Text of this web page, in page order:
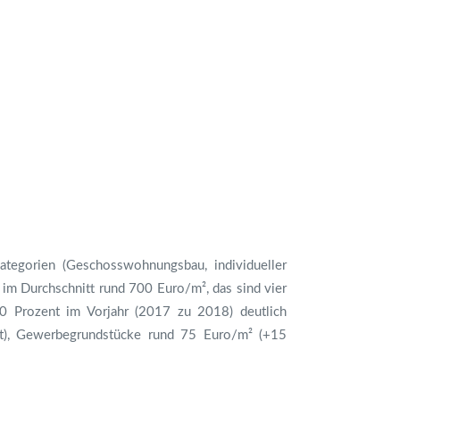
(Geschosswohnungsbau, individueller
Durchschnitt rund 700 Euro/m², das sind vier
Prozent im Vorjahr (2017 zu 2018) deutlich
Gewerbegrundstücke rund 75 Euro/m² (+15